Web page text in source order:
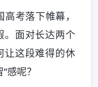
考落下帷幕，
。面对长达两个
让这段难得的休
感呢？